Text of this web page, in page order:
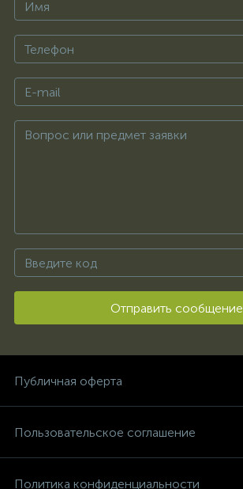
Отправить сообщение
Публичная оферта
Пользовательское соглашение
Политика конфиденциальности